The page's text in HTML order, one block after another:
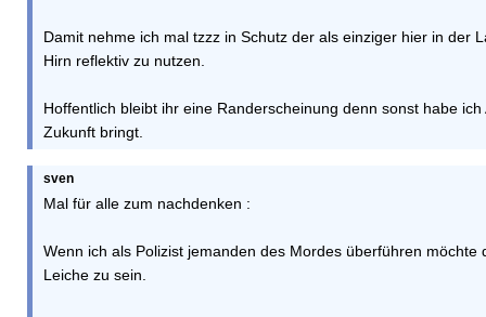
Damit nehme ich mal tzzz in Schutz der als einziger hier in der
Hirn reflektiv zu nutzen.
Hoffentlich bleibt ihr eine Randerscheinung denn sonst habe
Zukunft bringt.
sven
Mal für alle zum nachdenken :
Wenn ich als Polizist jemanden des Mordes überführen möchte
Leiche zu sein.